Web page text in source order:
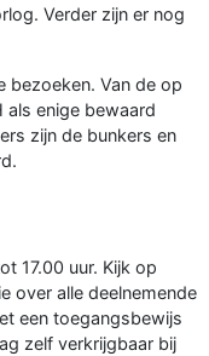
Verder zijn er nog
bezoeken. Van de op
als enige bewaard
zijn de bunkers en
17.00 uur. Kijk op
over alle deelnemende
een toegangsbewijs
zelf verkrijgbaar bij